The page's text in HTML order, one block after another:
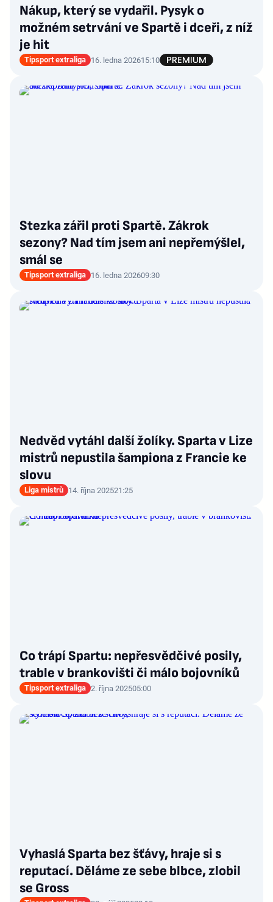
Nákup, který se vydařil. Pysyk o
možném setrvání ve Spartě i dceři, z níž
je hit
Tipsport extraliga 16. ledna 202615:10
Stezka zářil proti Spartě. Zákrok
sezony? Nad tím jsem ani nepřemýšlel,
smál se
Tipsport extraliga 16. ledna 202609:30
Nedvěd vytáhl další žolíky. Sparta v Lize
mistrů nepustila šampiona z Francie ke
slovu
Liga mistrů 14. října 202521:25
Co trápí Spartu: nepřesvědčivé posily,
trable v brankovišti či málo bojovníků
Tipsport extraliga 2. října 202505:00
Vyhaslá Sparta bez šťávy, hraje si s
reputací. Děláme ze sebe blbce, zlobil
se Gross